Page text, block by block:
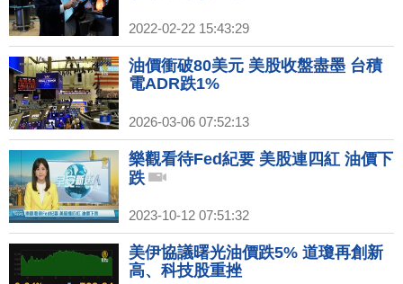
2022-02-22 15:43:29
油價衝破80美元 美股收盤盡墨 台積
電ADR跌1%
2026-03-06 07:52:13
樂觀看待Fed紀要 美股連四紅 油價下
跌
2023-10-12 07:51:32
美伊協議曙光油價跌5% 道瓊再創新
高、科技股重挫